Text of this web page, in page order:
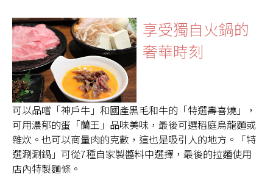
享受獨自火鍋的
奢華時刻
可以品嚐「神戶牛」和國產黑毛和牛的「特選壽喜燒」，
可用濃郁的蛋「蘭王」品味美味，最後可選稻庭烏龍麵或
雜炊。也可以商量肉的克數，這也是吸引人的地方。「特
選涮涮鍋」可從7種自家製醬料中選擇，最後的拉麵使用
店內特製麵條。